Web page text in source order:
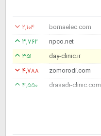
bornaelec.com
۲,۱۰۴
npco.net
۳,۷۶۲
day-clinic.ir
۳۵۱
zomorodi.com
۴,۷۸۸
drasadi-clinic.com ۴,۵۵۰